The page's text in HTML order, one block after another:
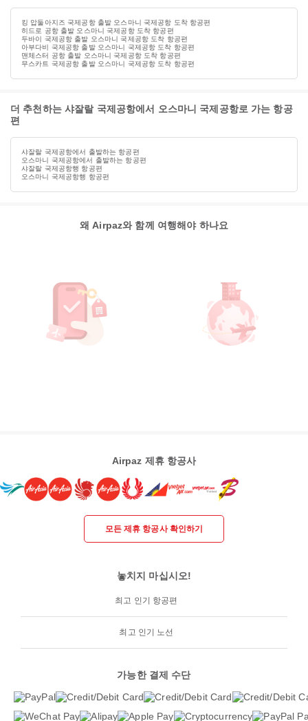
킹 압둘아지즈 국제공항 출발 오스마니 국제공항 도착 항공편
히드로 공항 출발 오스마니 국제공항 도착 항공편
두바이 국제공항 출발 오스마니 국제공항 도착 항공편
아부다비 국제공항 출발 오스마니 국제공항 도착 항공편
맨체스터 공항 출발 오스마니 국제공항 도착 항공편
무스카트 국제공항 출발 오스마니 국제공항 도착 항공편
더 추천하는 샤잘랄 국제공항에서 오스마니 국제공항로 가는 항공
편
샤잘랄 국제공항에서 출발하는 항공편
오스마니 국제공항에서 출발하는 항공편
샤잘랄 국제공항행 항공편
오스마니 국제공항행 항공편
왜 Airpaz와 함께 여행해야 하나요
Airpaz 제휴 항공사
모든 제휴 항공사 확인하기
놓치지 마십시오!
최고 인기 항공편
최고 인기 노선
가능한 결제 수단